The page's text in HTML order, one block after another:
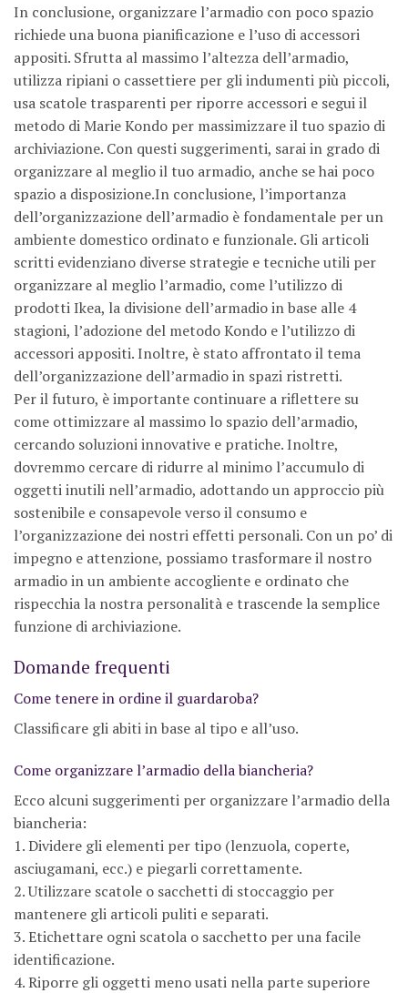
In conclusione, organizzare l’armadio con poco spazio
richiede una buona pianificazione e l’uso di accessori
appositi. Sfrutta al massimo l’altezza dell’armadio,
utilizza ripiani o cassettiere per gli indumenti più piccoli,
usa scatole trasparenti per riporre accessori e segui il
metodo di Marie Kondo per massimizzare il tuo spazio di
archiviazione. Con questi suggerimenti, sarai in grado di
organizzare al meglio il tuo armadio, anche se hai poco
spazio a disposizione.In conclusione, l’importanza
dell’organizzazione dell’armadio è fondamentale per un
ambiente domestico ordinato e funzionale. Gli articoli
scritti evidenziano diverse strategie e tecniche utili per
organizzare al meglio l’armadio, come l’utilizzo di
prodotti Ikea, la divisione dell’armadio in base alle 4
stagioni, l’adozione del metodo Kondo e l’utilizzo di
accessori appositi. Inoltre, è stato affrontato il tema
dell’organizzazione dell’armadio in spazi ristretti.
Per il futuro, è importante continuare a riflettere su
come ottimizzare al massimo lo spazio dell’armadio,
cercando soluzioni innovative e pratiche. Inoltre,
dovremmo cercare di ridurre al minimo l’accumulo di
oggetti inutili nell’armadio, adottando un approccio più
sostenibile e consapevole verso il consumo e
l’organizzazione dei nostri effetti personali. Con un po’ di
impegno e attenzione, possiamo trasformare il nostro
armadio in un ambiente accogliente e ordinato che
rispecchia la nostra personalità e trascende la semplice
funzione di archiviazione.
Domande frequenti
Come tenere in ordine il guardaroba?
Classificare gli abiti in base al tipo e all’uso.
Come organizzare l’armadio della biancheria?
Ecco alcuni suggerimenti per organizzare l’armadio della
biancheria:
1. Dividere gli elementi per tipo (lenzuola, coperte,
asciugamani, ecc.) e piegarli correttamente.
2. Utilizzare scatole o sacchetti di stoccaggio per
mantenere gli articoli puliti e separati.
3. Etichettare ogni scatola o sacchetto per una facile
identificazione.
4. Riporre gli oggetti meno usati nella parte superiore